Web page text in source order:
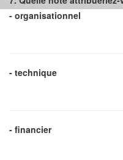
- organisationnel
- technique
- financier